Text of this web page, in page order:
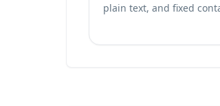
plain text, and fixed